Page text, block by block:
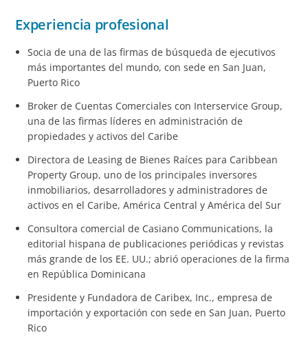
Experiencia profesional
Socia de una de las firmas de búsqueda de ejecutivos
más importantes del mundo, con sede en San Juan,
Puerto Rico
Broker de Cuentas Comerciales con Interservice Group,
una de las firmas líderes en administración de
propiedades y activos del Caribe
Directora de Leasing de Bienes Raíces para Caribbean
Property Group, uno de los principales inversores
inmobiliarios, desarrolladores y administradores de
activos en el Caribe, América Central y América del Sur
Consultora comercial de Casiano Communications, la
editorial hispana de publicaciones periódicas y revistas
más grande de los EE. UU.; abrió operaciones de la firma
en República Dominicana
Presidente y Fundadora de Caribex, Inc., empresa de
importación y exportación con sede en San Juan, Puerto
Rico